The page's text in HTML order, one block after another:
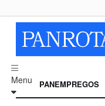
Menu PANEMPREGOS